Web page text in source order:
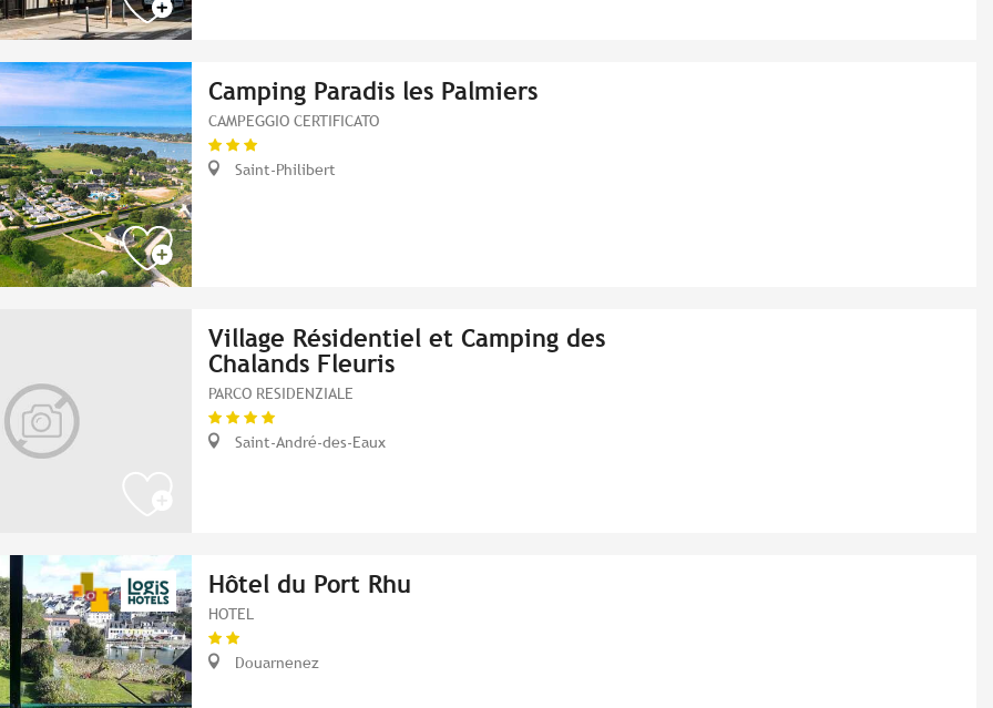
Camping Paradis les Palmiers
CAMPEGGIO CERTIFICATO
Saint-Philibert
Village Résidentiel et Camping des
Chalands Fleuris
PARCO RESIDENZIALE
Saint-André-des-Eaux
Hôtel du Port Rhu
HOTEL
Douarnenez